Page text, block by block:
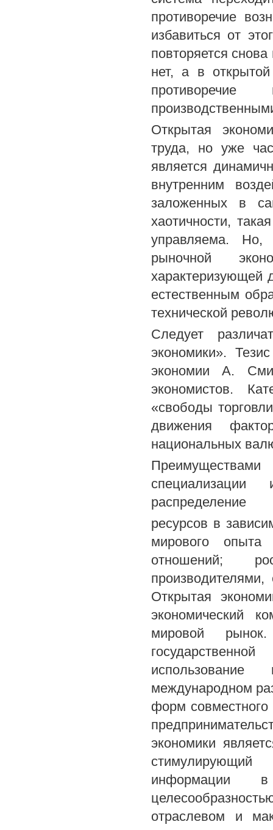
противоречие
избавиться от
повторяется
нет, а в
Открытая
труда, но уже
является
внутренним
заложенных в
хаотичности,
управляема. Но,
рыночной
характеризующей
естественным
технической
Следует
экономики».
экономии А.
экономистов.
«свободы
движения
национальных
специализации
распределение
ресурсов в
мирового опыта
отношений;
Открытая
экономический
мировой
международном
форм совместного
экономики
стимулирующий
информации в
отраслевом и